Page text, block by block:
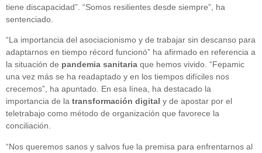
tiene discapacidad”. “Somos resilientes desde siempre”, ha
sentenciado.
“La importancia del asociacionismo y de trabajar sin descanso para
adaptarnos en tiempo récord funcionó” ha afirmado en referencia a
la situación de pandemia sanitaria que hemos vivido. “Fepamic
una vez más se ha readaptado y en los tiempos difíciles nos
crecemos”, ha apuntado. En esa línea, ha destacado la
importancia de la transformación digital y de apostar por el
teletrabajo como método de organización que favorece la
conciliación.
“Nos queremos sanos y salvos fue la premisa para enfrentarnos al